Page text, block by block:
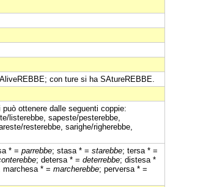
con ture si ha SAtureREBBE.
ottenere dalle seguenti coppie:
listerebbe, sapeste/pesterebbe,
resterebbe, sarighe/righerebbe,
* = parrebbe; stasa * = starebbe; tersa * =
; detersa * = deterrebbe; distesa *
marchesa * = marcherebbe; perversa * =